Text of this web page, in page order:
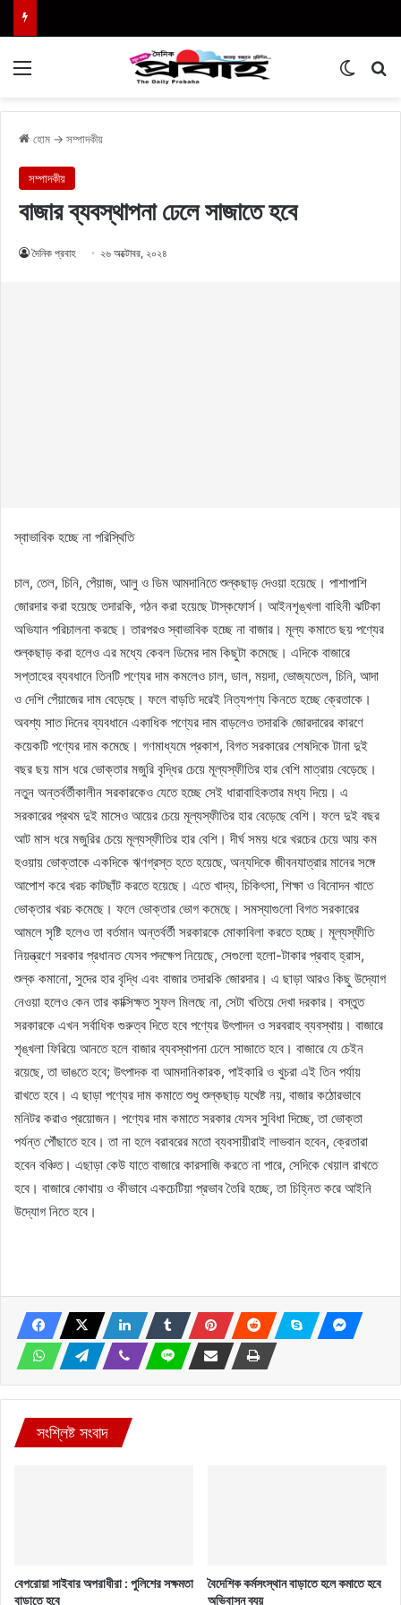
হোম → সম্পাদকীয়
সম্পাদকীয়
বাজার ব্যবস্থাপনা ঢেলে সাজাতে হবে
দৈনিক প্রবাহ ২৬ অক্টোবর, ২০২৪
স্বাভাবিক হচ্ছে না পরিস্থিতি
চাল, তেল, চিনি, পেঁয়াজ, আলু ও ডিম আমদানিতে শুল্কছাড় দেওয়া হয়েছে। পাশাপাশি
জোরদার করা হয়েছে তদারকি, গঠন করা হয়েছে টাস্কফোর্স। আইনশৃঙ্খলা বাহিনী ঝটিকা
অভিযান পরিচালনা করছে। তারপরও স্বাভাবিক হচ্ছে না বাজার। মূল্য কমাতে ছয় পণ্যের
শুল্কছাড় করা হলেও এর মধ্যে কেবল ডিমের দাম কিছুটা কমেছে। এদিকে বাজারে
সপ্তাহের ব্যবধানে তিনটি পণ্যের দাম কমলেও চাল, ডাল, ময়দা, ভোজ্যতেল, চিনি, আদা
ও দেশি পেঁয়াজের দাম বেড়েছে। ফলে বাড়তি দরেই নিত্যপণ্য কিনতে হচ্ছে ক্রেতাকে।
অবশ্য সাত দিনের ব্যবধানে একাধিক পণ্যের দাম বাড়লেও তদারকি জোরদারের কারণে
কয়েকটি পণ্যের দাম কমেছে। গণমাধ্যমে প্রকাশ, বিগত সরকারের শেষদিকে টানা দুই
বছর ছয় মাস ধরে ভোক্তার মজুরি বৃদ্ধির চেয়ে মূল্যস্ফীতির হার বেশি মাত্রায় বেড়েছে।
নতুন অন্তর্বর্তীকালীন সরকারকেও যেতে হচ্ছে সেই ধারাবাহিকতার মধ্য দিয়ে। এ
সরকারের প্রথম দুই মাসেও আয়ের চেয়ে মূল্যস্ফীতির হার বেড়েছে বেশি। ফলে দুই বছর
আট মাস ধরে মজুরির চেয়ে মূল্যস্ফীতির হার বেশি। দীর্ঘ সময় ধরে খরচের চেয়ে আয় কম
হওয়ায় ভোক্তাকে একদিকে ঋণগ্রস্ত হতে হয়েছে, অন্যদিকে জীবনযাত্রার মানের সঙ্গে
আপোশ করে খরচ কাটছাঁট করতে হয়েছে। এতে খাদ্য, চিকিৎসা, শিক্ষা ও বিনোদন খাতে
ভোক্তার খরচ কমেছে। ফলে ভোক্তার ভোগ কমেছে। সমস্যাগুলো বিগত সরকারের
আমলে সৃষ্টি হলেও তা বর্তমান অন্তর্বর্তী সরকারকে মোকাবিলা করতে হচ্ছে। মূল্যস্ফীতি
নিয়ন্ত্রণে সরকার প্রধানত যেসব পদক্ষেপ নিয়েছে, সেগুলো হলো-টাকার প্রবাহ হ্রাস,
শুল্ক কমানো, সুদের হার বৃদ্ধি এবং বাজার তদারকি জোরদার। এ ছাড়া আরও কিছু উদ্যোগ
নেওয়া হলেও কেন তার কাক্সিক্ষত সুফল মিলছে না, সেটা খতিয়ে দেখা দরকার। বস্তুত
সরকারকে এখন সর্বাধিক গুরুত্ব দিতে হবে পণ্যের উৎপাদন ও সরবরাহ ব্যবস্থায়। বাজারে
শৃঙ্খলা ফিরিয়ে আনতে হলে বাজার ব্যবস্থাপনা ঢেলে সাজাতে হবে। বাজারে যে চেইন
রয়েছে, তা ভাঙতে হবে; উৎপাদক বা আমদানিকারক, পাইকারি ও খুচরা এই তিন পর্যায়
রাখতে হবে। এ ছাড়া পণ্যের দাম কমাতে শুধু শুল্কছাড় যথেষ্ট নয়, বাজার কঠোরভাবে
মনিটর করাও প্রয়োজন। পণ্যের দাম কমাতে সরকার যেসব সুবিধা দিচ্ছে, তা ভোক্তা
পর্যন্ত পৌঁছাতে হবে। তা না হলে বরাবরের মতো ব্যবসায়ীরাই লাভবান হবেন, ক্রেতারা
হবেন বঞ্চিত। এছাড়া কেউ যাতে বাজারে কারসাজি করতে না পারে, সেদিকে খেয়াল রাখতে
হবে। বাজারে কোথায় ও কীভাবে একচেটিয়া প্রভাব তৈরি হচ্ছে, তা চিহ্নিত করে আইনি
উদ্যোগ নিতে হবে।
সংশ্লিষ্ট সংবাদ
বেপরোয়া সাইবার অপরাধীরা : পুলিশের সক্ষমতা
বাড়াতে হবে
বৈদেশিক কর্মসংস্থান বাড়াতে হলে কমাতে হবে
অভিবাসন ব্যয়